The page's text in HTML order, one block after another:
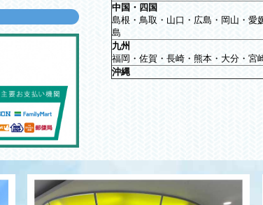
中国・四国
島根・鳥取・山口・広島・岡山・愛
島
九州
福岡・佐賀・長崎・熊本・大分・宮
沖縄